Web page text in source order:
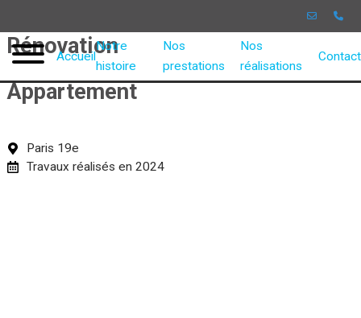
Accueil
Notre
histoire
Nos
prestations
Nos
réalisations
Contact
contenu
Rénovation
Appartement
Paris 19e
Travaux réalisés en 2024